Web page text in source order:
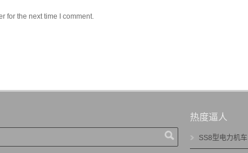
for the next time I comment.
热度逼人
SS8型电力机车